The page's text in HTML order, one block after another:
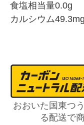
食塩相当量
カルシウム
おおいた国東つ
る配送で